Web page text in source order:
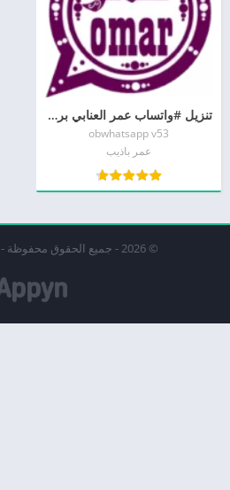
تنزيل #واتساب عمر العنابي برابط مباشر 2026 obwhatsapp اخر اصدار مجانا
obwhatsapp v53
عمر باذيب
© 2026 - جميع الحقوق محفوظة -